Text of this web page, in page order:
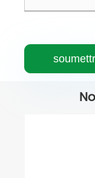
Poignée